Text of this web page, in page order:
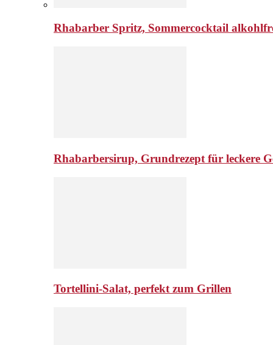
Rhabarber Spritz, Sommercocktail
Rhabarbersirup, Grundrezept für leckere
Tortellini-Salat, perfekt zum Grillen